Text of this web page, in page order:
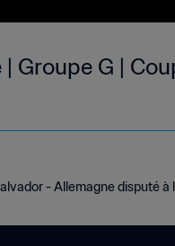
Groupe G |
- Allemagne disputé